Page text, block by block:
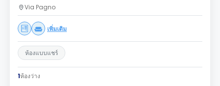
Via Pagno
เพิ่มเติม
ห้องแบบแชร์
1ห้องว่าง